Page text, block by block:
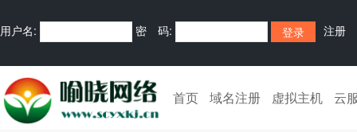
用户名: 密 码: 注册
首页 域名注册 虚拟主机 云